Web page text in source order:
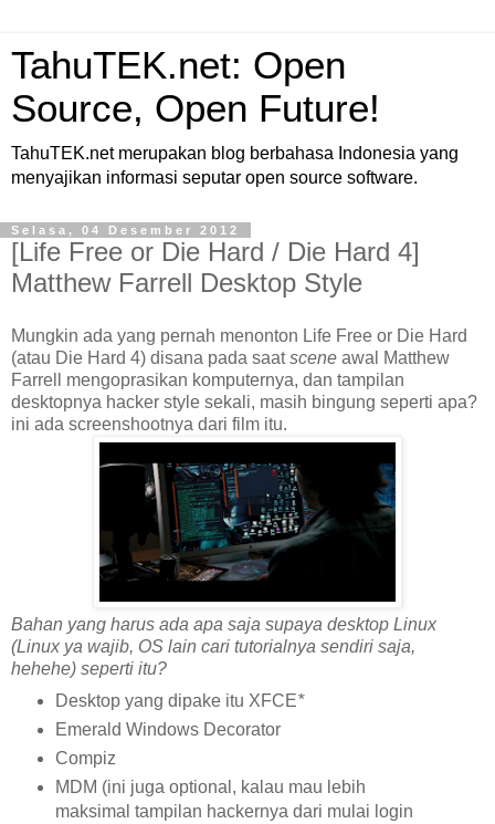
TahuTEK.net: Open
Source, Open Future!
TahuTEK.net merupakan blog berbahasa Indonesia yang
menyajikan informasi seputar open source software.
Selasa, 04 Desember 2012
[Life Free or Die Hard / Die Hard 4]
Matthew Farrell Desktop Style
Mungkin ada yang pernah menonton Life Free or Die Hard
(atau Die Hard 4) disana pada saatscene awal Matthew
Farrell mengoprasikan komputernya, dan tampilan
desktopnya hacker style sekali, masih bingung seperti apa?
ini ada screenshootnya dari film itu.
Bahan yang harus ada apa saja supaya desktop Linux
(Linux ya wajib, OS lain cari tutorialnya sendiri saja,
hehehe) seperti itu?
Desktop yang dipake itu XFCE*
Emerald Windows Decorator
Compiz
MDM (ini juga optional, kalau mau lebih
maksimal tampilan hackernya dari mulai login